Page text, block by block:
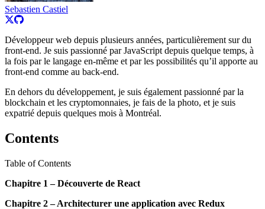
Sebastien Castiel
Développeur web depuis plusieurs années, particulièrement sur du
front-end. Je suis passionné par JavaScript depuis quelque temps, à
la fois par le langage en-même et par les possibilités qu’il apporte au
front-end comme au back-end.
En dehors du développement, je suis également passionné par la
blockchain et les cryptomonnaies, je fais de la photo, et je suis
expatrié depuis quelques mois à Montréal.
Contents
Table of Contents
Chapitre 1 – Découverte de React
Chapitre 2 – Architecturer une application avec Redux